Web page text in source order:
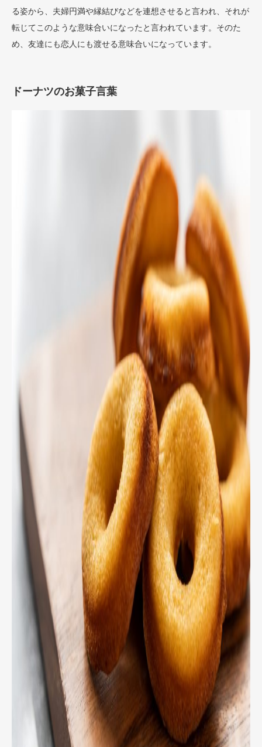
る姿から、夫婦円満や縁結びなどを連想させると言われ、それが
転じてこのような意味合いになったと言われています。そのた
め、友達にも恋人にも渡せる意味合いになっています。
ドーナツのお菓子言葉